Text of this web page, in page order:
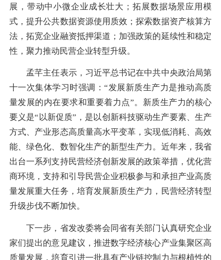
展，带动中小微企业成长壮大；拓展数据场景应用模
式，提升公共数据资源使用质效；探索数据资产核算方
法，拓宽企业融资抵押渠道；加强政策的延续性和稳定
性，聚力推动民营企业转型升级。
孟芊主任表示，习近平总书记在中共中央政治局第
十一次集体学习时强调：“发展新质生产力是推动高质
量发展的内在要求和重要着力点”。新质生产力的核心
要义是“以新促质”，是以创新科技驱动生产要素、生产
方式、产业形态高质量高水平变革，实现低消耗、高效
能、绿色化、数智化生产的新型生产力。近年来，我省
出台一系列支持民营经济创新发展的政策举措，优化营
商环境，支持和引导民营企业积极参与和承担产业高质
量发展重大任务，培育发展新质生产力，民营经济转型
升级步伐不断加快。
下一步，省发改委将会同省有关部门认真研究企业
家们提出的意见建议，推进数字经济核心产业集聚区高
质量发展，培育引进一批具有产业链控制力与根植性的